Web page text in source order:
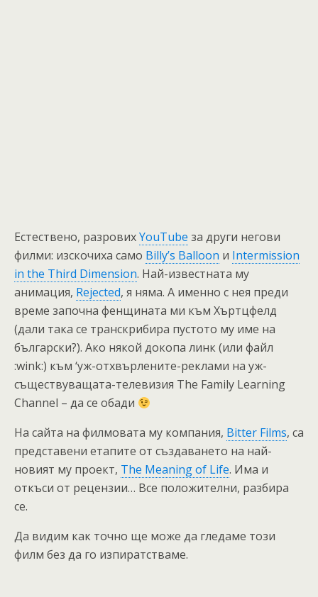
Естествено, разровихYouTube за други негови
филми: изскочиха само Billy’s Balloon и Intermission
in the Third Dimension. Най-известната му
анимация, Rеjected, я няма. А именно с нея преди
време започна фенщината ми към Хъртцфелд
(дали така се транскрибира пустото му име на
български?). Ако някой докопа линк (или файл
:wink:) към ‘уж-отхвърлените-реклами на уж-
съществуващата-телевизия The Family Learning
Channel – да се обади
На сайта на филмовата му компания, Bitter Films, са
представени етапите от създаването на най-
новият му проект, The Meaning of Life. Има и
откъси от рецензии… Все положителни, разбира
се.
Да видим как точно ще може да гледаме този
филм без да го изпиратстваме.